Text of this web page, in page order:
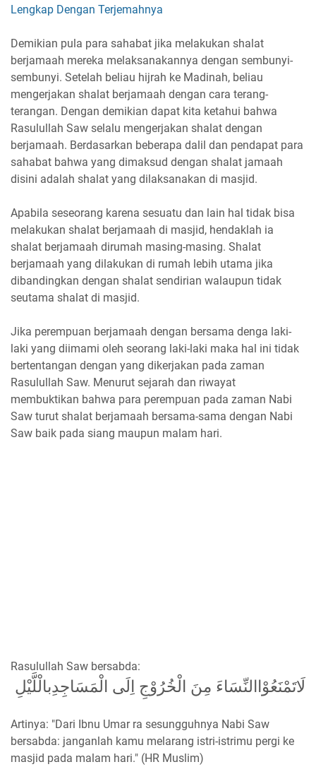
Lengkap Dengan Terjemahnya
Demikian pula para sahabat jika melakukan shalat
berjamaah mereka melaksanakannya dengan sembunyi-
sembunyi. Setelah beliau hijrah ke Madinah, beliau
mengerjakan shalat berjamaah dengan cara terang-
terangan. Dengan demikian dapat kita ketahui bahwa
Rasulullah Saw selalu mengerjakan shalat dengan
berjamaah. Berdasarkan beberapa dalil dan pendapat para
sahabat bahwa yang dimaksud dengan shalat jamaah
disini adalah shalat yang dilaksanakan di masjid.
Apabila seseorang karena sesuatu dan lain hal tidak bisa
melakukan shalat berjamaah di masjid, hendaklah ia
shalat berjamaah dirumah masing-masing. Shalat
berjamaah yang dilakukan di rumah lebih utama jika
dibandingkan dengan shalat sendirian walaupun tidak
seutama shalat di masjid.
Jika perempuan berjamaah dengan bersama denga laki-
laki yang diimami oleh seorang laki-laki maka hal ini tidak
bertentangan dengan yang dikerjakan pada zaman
Rasulullah Saw. Menurut sejarah dan riwayat
membuktikan bahwa para perempuan pada zaman Nabi
Saw turut shalat berjamaah bersama-sama dengan Nabi
Saw baik pada siang maupun malam hari.
Rasulullah Saw bersabda:
لَاتَمْنَعُوْاالنِّسَاءَ مِنَ الْخُرُوْجِ اِلَى الْمَسَاجِدِبالْلَّيْلِ
Artinya: "Dari Ibnu Umar ra sesungguhnya Nabi Saw
bersabda: janganlah kamu melarang istri-istrimu pergi ke
masjid pada malam hari." (HR Muslim)